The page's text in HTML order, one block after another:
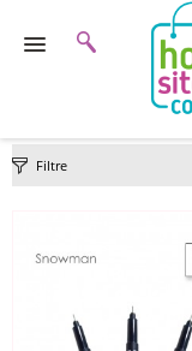
Filtre